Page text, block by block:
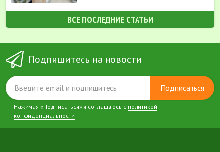
ВСЕ ПОСЛЕДНИЕ СТАТЬИ
Подпишитесь на новости
Подписаться
Нажимая «Подписаться» я соглашаюсь с политикой
конфиденциальности